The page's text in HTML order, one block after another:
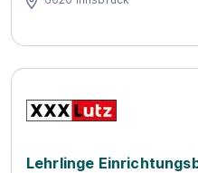
Lehrlinge